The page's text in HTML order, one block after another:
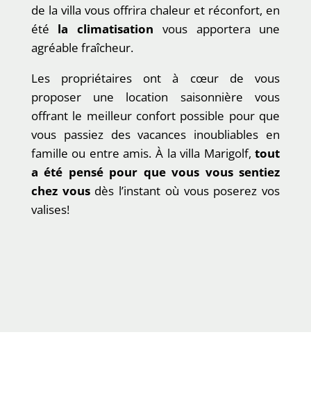
de la villa vous offrira chaleur et réconfort, en
été la climatisation vous apportera une
agréable fraîcheur.
Les propriétaires ont à cœur de vous
proposer une location saisonnière vous
offrant le meilleur confort possible pour que
vous passiez des vacances inoubliables en
famille ou entre amis. À la villa Marigolf,tout
a été pensé pour que vous vous sentiez
chez vousdès l’instant où vous poserez vos
valises!